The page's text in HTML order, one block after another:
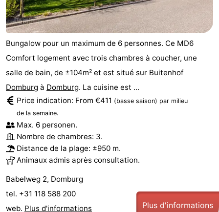
Bungalow pour un maximum de 6 personnes. Ce MD6
Comfort logement avec trois chambres à coucher, une
salle de bain, de ±104m² et est situé sur Buitenhof
Domburg à Domburg. La cuisine est ...
Price indication: From €411 (basse saison) par milieu
de la semaine.
Max. 6 personen.
Nombre de chambres: 3.
Distance de la plage: ±950 m.
Animaux admis après consultation.
Babelweg 2, Domburg
tel. +31 118 588 200
web. Plus d'informations Plus d'informations